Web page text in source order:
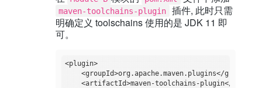
maven-toolchains-plugin
插件, 此时只需
明确定义 toolschains 使用的是 JDK 11 即
可。
<plugin>
    <groupId>org.apache.maven.plugins</groupId>
<artifactId>maven-toolchains-plugin</